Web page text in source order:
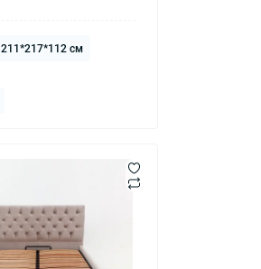
211*217*112 см